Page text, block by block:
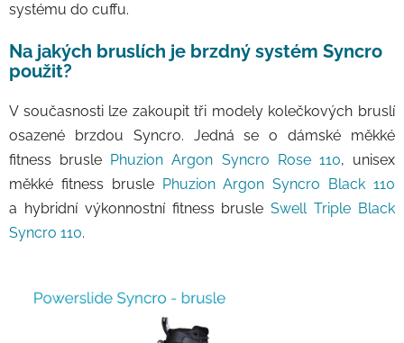
systému do cuffu.
Na jakých bruslích je brzdný systém Syncro
použit?
V současnosti lze zakoupit tři modely kolečkových bruslí
osazené brzdou Syncro. Jedná se o dámské měkké
fitness brusle Phuzion Argon Syncro Rose 110, unisex
měkké fitness brusle Phuzion Argon Syncro Black 110
a hybridní výkonnostní fitness brusleSwell Triple Black
Syncro 110.